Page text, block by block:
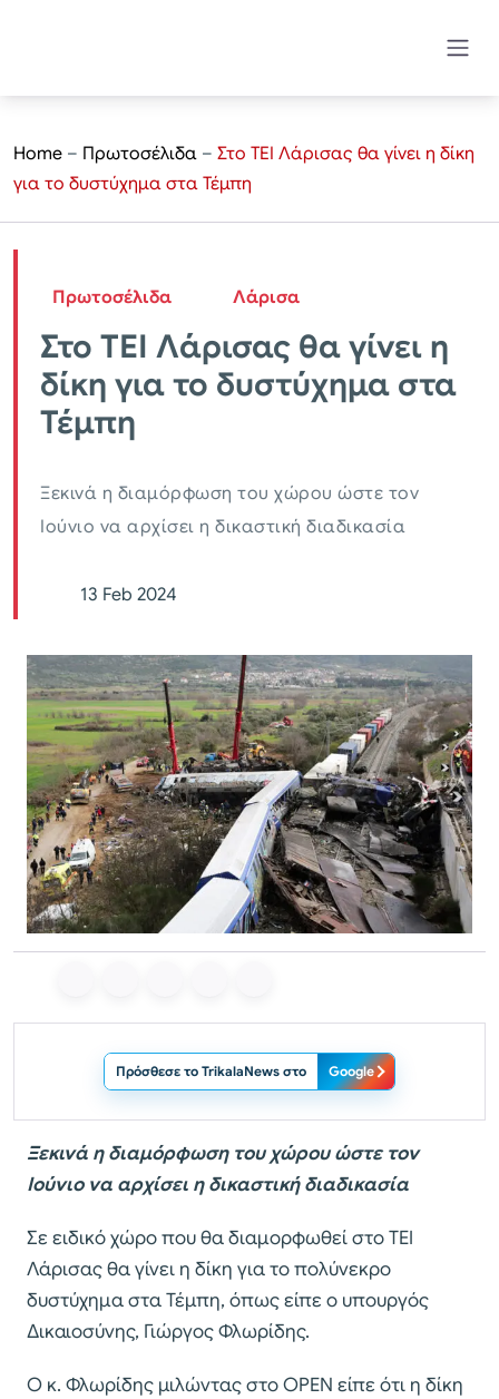
Home – Πρωτοσέλιδα – Στο ΤΕΙ Λάρισας θα γίνει η δίκη
για το δυστύχημα στα Τέμπη
Πρωτοσέλιδα Λάρισα
Στο ΤΕΙ Λάρισας θα γίνει η
δίκη για το δυστύχημα στα
Τέμπη
Ξεκινά η διαμόρφωση του χώρου ώστε τον
Ιούνιο να αρχίσει η δικαστική διαδικασία
13 Feb 2024
Πρόσθεσε το TrikalaNews στο Google
Ξεκινά η διαμόρφωση του χώρου ώστε τον
Ιούνιο να αρχίσει η δικαστική διαδικασία
Σε ειδικό χώρο που θα διαμορφωθεί στο ΤΕΙ
Λάρισας θα γίνει η δίκη για το πολύνεκρο
δυστύχημα στα Τέμπη, όπως είπε ο υπουργός
Δικαιοσύνης, Γιώργος Φλωρίδης.
Ο κ. Φλωρίδης μιλώντας στο OPEN είπε ότι η δίκη